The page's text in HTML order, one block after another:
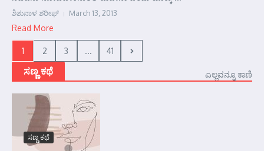
ಶಿಶುನಾಳ ಶರೀಫ್ March 13, 2013
Read More
1 2 3 ... 41
ಸಣ್ಣ ಕಥೆ ಎಲ್ಲವನ್ನೂ ಕಾಣಿ
ಸಣ್ಣ ಕಥೆ